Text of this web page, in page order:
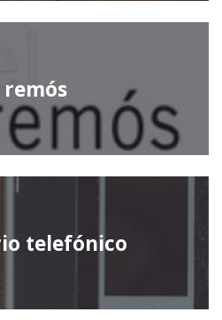
remós
telefónico